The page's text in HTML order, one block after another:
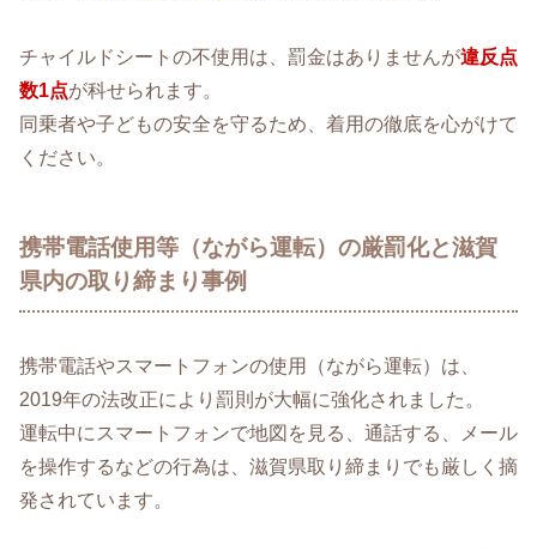
チャイルドシートの不使用は、罰金はありませんが違反点
数1点が科せられます。
同乗者や子どもの安全を守るため、着用の徹底を心がけて
ください。
携帯電話使用等（ながら運転）の厳罰化と滋賀
県内の取り締まり事例
携帯電話やスマートフォンの使用（ながら運転）は、
2019年の法改正により罰則が大幅に強化されました。
運転中にスマートフォンで地図を見る、通話する、メール
を操作するなどの行為は、滋賀県取り締まりでも厳しく摘
発されています。